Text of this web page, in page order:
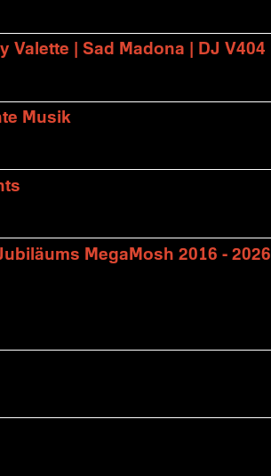
Valette | Sad Madona | DJ V404
Musik
MegaMosh 2016 - 2026